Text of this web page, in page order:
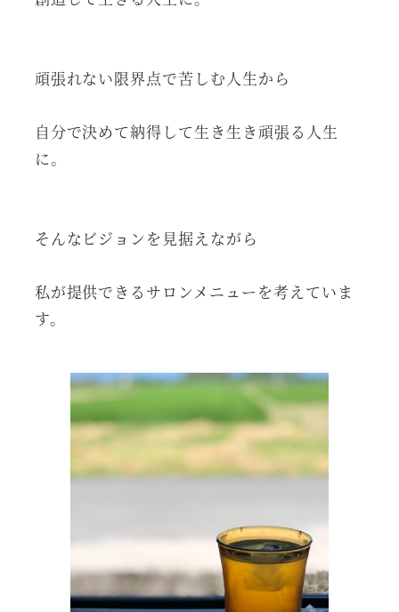
頑張れない限界点で苦しむ人生から
自分で決めて納得して生き生き頑張る人生
に。
そんなビジョンを見据えながら
私が提供できるサロンメニューを考えていま
す。